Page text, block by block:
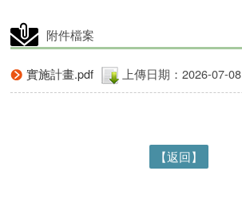
附件檔案
實施計畫.pdf 上傳日期：2026-07-08
【返回】